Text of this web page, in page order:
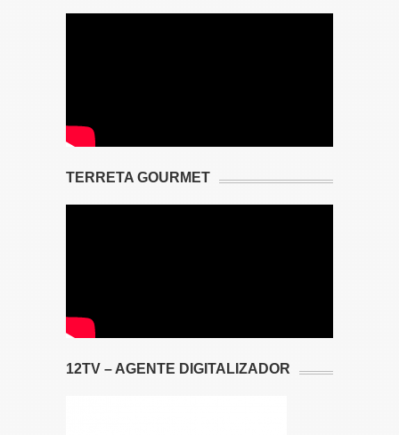
TERRETA GOURMET
12TV – AGENTE DIGITALIZADOR